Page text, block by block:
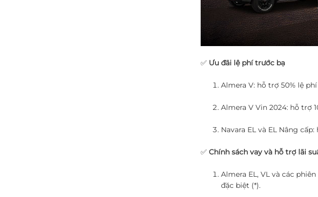
✅ Ưu đãi lệ phí trước bạ
Almera V: hỗ trợ 50% lệ
Almera V Vin 2024: hỗ trợ
Navara EL và EL Nâng
✅ Chính sách vay và hỗ trợ lãi
Almera EL, VL và các
đặc biệt (*).